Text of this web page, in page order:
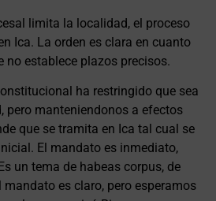
limita la localidad, el proceso
Ica. La orden es clara en cuanto
no establece plazos precisos.
ha restringido que sea
pero manteniendonos a efectos
que se tramita en Ica tal cual se
El mandato es inmediato,
un tema de habeas corpus, de
mandato es claro, pero esperamos